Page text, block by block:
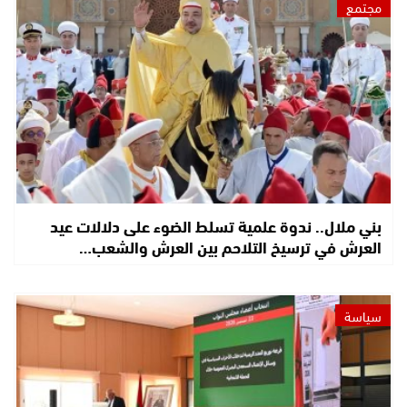
مجتمع
بني ملال.. ندوة علمية تسلط الضوء على دلالات عيد
العرش في ترسيخ التلاحم بين العرش والشعب…
سياسة